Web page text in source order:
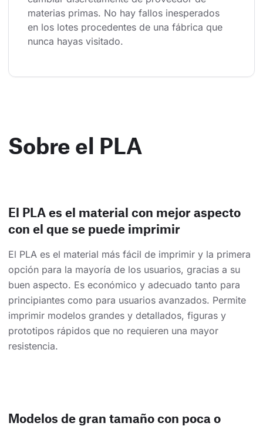
materias primas. No hay fallos inesperados
en los lotes procedentes de una fábrica que
nunca hayas visitado.
Sobre el PLA
El PLA es el material con mejor aspecto
con el que se puede imprimir
El PLA es el material más fácil de imprimir y la primera
opción para la mayoría de los usuarios, gracias a su
buen aspecto. Es económico y adecuado tanto para
principiantes como para usuarios avanzados. Permite
imprimir modelos grandes y detallados, figuras y
prototipos rápidos que no requieren una mayor
resistencia.
Modelos de gran tamaño con poca o